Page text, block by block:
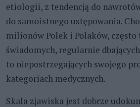
etiologii, z tendencją do
do samoistnego ustępowania.
milionów Polek i Polaków,
świadomych, regularnie
to niepostrzegających swojego
kategoriach medycznych.
Skala zjawiska jest dobrze